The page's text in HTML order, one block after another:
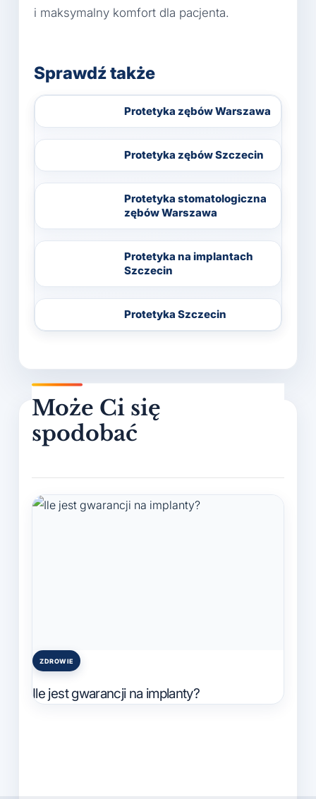
i maksymalny komfort dla pacjenta.
Sprawdź także
Protetyka zębów Warszawa
Protetyka zębów Szczecin
Protetyka stomatologiczna
zębów Warszawa
Protetyka na implantach
Szczecin
Protetyka Szczecin
Posted
ZDROWIE
Ile jest gwarancji na implanty?